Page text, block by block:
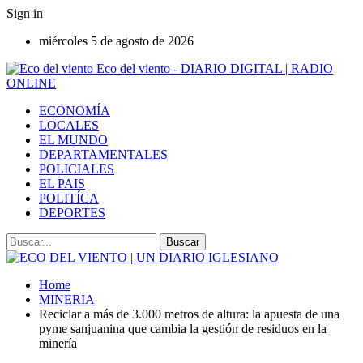
Sign in
miércoles 5 de agosto de 2026
Eco del viento - DIARIO DIGITAL | RADIO
ONLINE
ECONOMÍA
LOCALES
EL MUNDO
DEPARTAMENTALES
POLICIALES
EL PAIS
POLITÍCA
DEPORTES
Home
MINERIA
Reciclar a más de 3.000 metros de altura: la apuesta de una
pyme sanjuanina que cambia la gestión de residuos en la
minería